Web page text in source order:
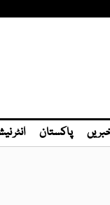
پاکستان انٹر